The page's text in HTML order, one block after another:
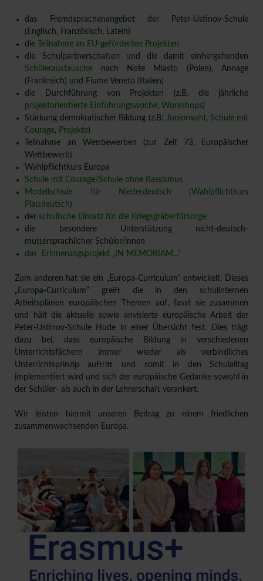
das Fremdsprachenangebot der Peter-Ustinov-Schule
(Englisch, Französisch, Latein)
die
Teilnahme an EU-geförderten Projekten
die Schulpartnerschaften und die damit einhergehenden
Schüleraustausche nach Note Miasto (Polen), Annage
(Frankreich) und Fiume Veneto (Italien)
die Durchführung von Projekten (z.B. die jährliche
projektorientierte Einführungswoche, Workshops)
Stärkung demokratischer Bildung (z.B:Juniorwahl , Schule mit
Courage, Projekte)
Teilnahme an Wettbewerben (zur Zeit 73. Europäischer
Wettbewerb)
Wahlpflichtkurs Europa
Schule mit Courage/Schule ohne Rassismus
Modellschule für Niederdeutsch (Wahlpflichtkurs
Plattdeutsch)
der schulische Einsatz für die Kriegsgräberfürsorge
die besondere Unterstützung nicht-deutsch-
muttersprachlicher Schüler/innen
das Erinnerungsprojekt „IN MEMORIAM...“
Zum anderen hat sie ein „Europa-Curriculum“ entwickelt. Dieses
„Europa-Curriculum“ greift die in den schulinternen
Arbeitsplänen europäischen Themen auf, fasst sie zusammen
und hält die aktuelle sowie anvisierte europäische Arbeit der
Peter-Ustinov-Schule Hude in einer Übersicht fest. Dies trägt
dazu bei, dass europäische Bildung in verschiedenen
Unterrichtsfächern immer wieder als verbindliches
Unterrichtsprinzip auftritt und somit in den Schulalltag
implementiert wird und sich der europäische Gedanke sowohl in
der Schüler- als auch in der Lehrerschaft verankert.
Wir leisten hiermit unseren Beitrag zu einem friedlichen
zusammenwachsenden Europa.